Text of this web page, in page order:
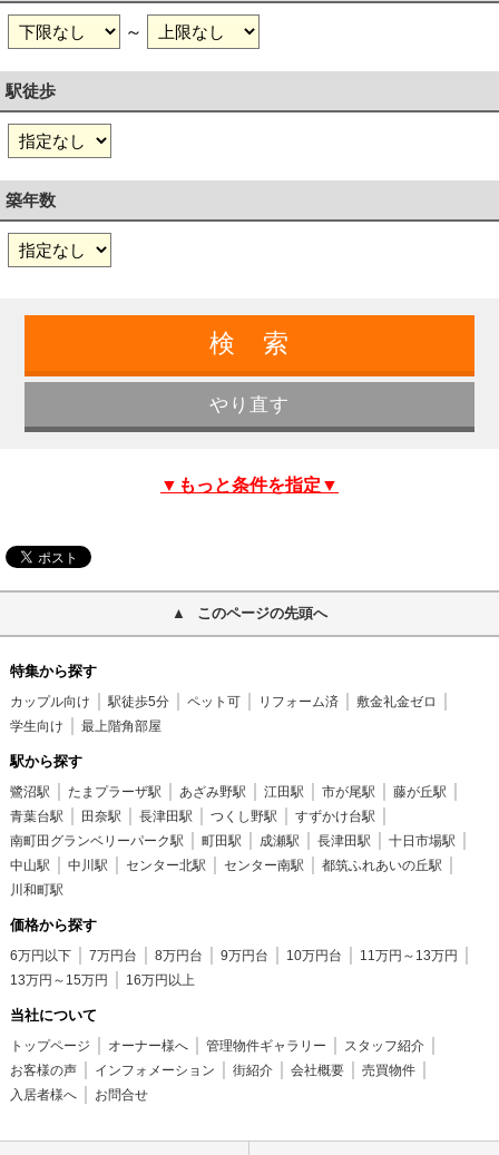
～
駅徒歩
築年数
▼もっと条件を指定▼
このページの先頭へ
特集から探す
カップル向け 駅徒歩5分 ペット可 リフォーム済
敷金礼金ゼロ
学生向け
最上階角部屋
駅から探す
鷺沼駅 たまプラーザ駅 あざみ野駅 江田駅 市が尾駅
藤が丘駅
青葉台駅
田奈駅 長津田駅 つくし野駅
すずかけ台駅
南町田グランベリーパーク駅
町田駅 成瀬駅 長津田駅
十日市場駅
中山駅
中川駅 センター北駅 センター南駅
都筑ふれあいの丘駅
川和町駅
価格から探す
6万円以下 7万円台 8万円台 9万円台 10万円台
11万円～13万円
13万円～15万円
16万円以上
当社について
トップページ オーナー様へ 管理物件ギャラリー
スタッフ紹介
お客様の声
インフォメーション 街紹介 会社概要
売買物件
入居者様へ
お問合せ